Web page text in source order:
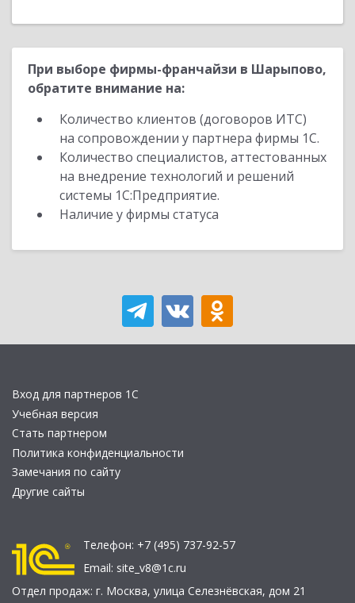
При выборе фирмы-франчайзи в Шарыпово,
обратите внимание на:
Количество клиентов (договоров ИТС)
на сопровождении у партнера фирмы 1С.
Количество специалистов, аттестованных
на внедрение технологий и решений
системы 1С:Предприятие.
Наличие у фирмы статуса
Вход для партнеров 1С
Учебная версия
Стать партнером
Политика конфиденциальности
Замечания по сайту
Другие сайты
Телефон: +7 (495) 737-92-57
Email: site_v8@1c.ru
Отдел продаж: г. Москва, улица Селезнёвская, дом 21